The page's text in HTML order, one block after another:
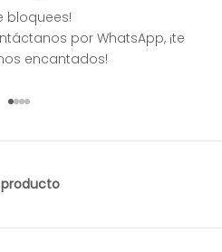
bloquees!
por WhatsApp, ¡te
encantados!
Ir al artículo 1
Ir al artículo 2
Ir al artículo 3
Ir al artículo 4